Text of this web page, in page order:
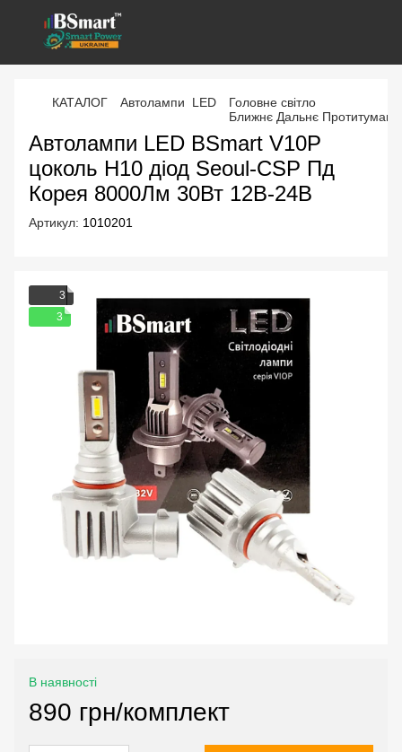
КАТАЛОГ Автолампи LED
Головне світло
Ближнє Дальнє
Автолампи LED BSmart V10P
цоколь H10 діод Seoul-CSP Пд
Корея 8000Лм 30Вт 12В-24В
Артикул: 1010201
3
3
В наявності
890 грн/комплект